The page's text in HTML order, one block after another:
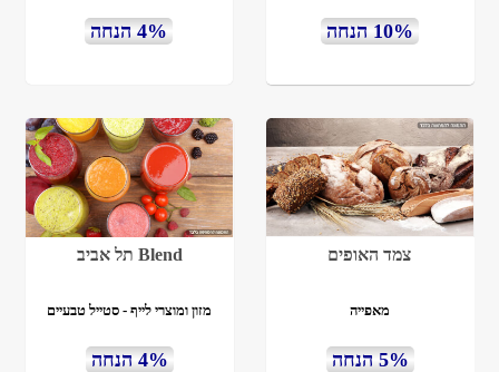
10% הנחה 4% הנחה
צמד האופים
מאפייה
5% הנחה
Blend תל אביב
מזון ומוצרי לייף - סטייל טבעיים
4% הנחה